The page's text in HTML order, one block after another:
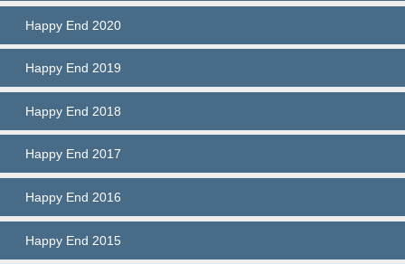
Happy End 2020
Happy End 2019
Happy End 2018
Happy End 2017
Happy End 2016
Happy End 2015